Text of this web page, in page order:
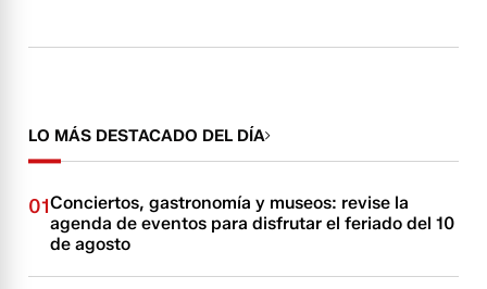
LO MÁS DESTACADO DEL DÍA
01Conciertos, gastronomía y museos: revise la
agenda de eventos para disfrutar el feriado del 10
de agosto